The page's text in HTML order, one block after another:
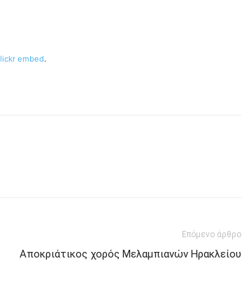
embed.
Επόμενο άρθρο
Αποκριάτικος χορός Μελαμπιανών Ηρακλείου